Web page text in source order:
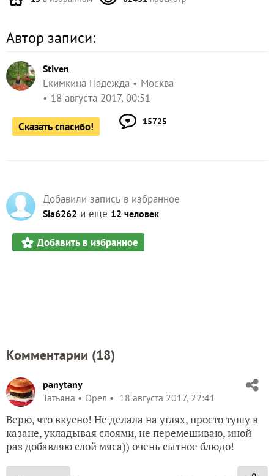
Автор записи:
Stiven
Екимкина Надежда
Москва
18 августа 2017, 00:51
Сказать спасибо! 15725
Добавили запись в избранное
Sia6262 и еще 12 человек
Добавить в избранное
Комментарии (18)
panytany
Татьяна
Орел 18 августа 2017, 22:41
Верю, что вкусно! Не делала на углях, просто тушу в
казане, укладывая слоями, не перемешиваю, иной
раз добавляю слой мяса)) очень сытное блюдо!